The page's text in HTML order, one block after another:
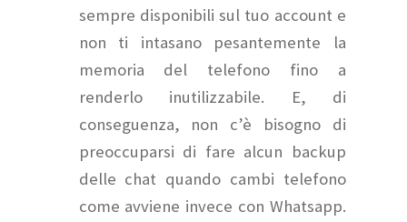
sempre disponibili sul tuo account e
non ti intasano pesantemente la
memoria del telefono fino a
renderlo inutilizzabile. E, di
conseguenza, non c’è bisogno di
preoccuparsi di fare alcun backup
delle chat quando cambi telefono
come avviene invece con Whatsapp.